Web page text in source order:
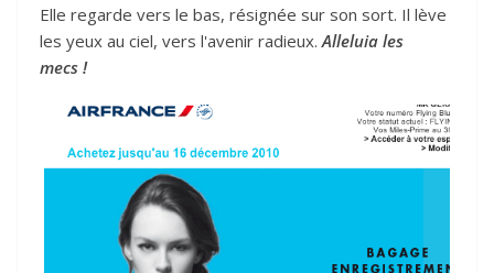
Elle regarde vers le bas, résignée sur son sort. Il lève
les yeux au ciel, vers l'avenir radieux. Alleluia les
mecs !